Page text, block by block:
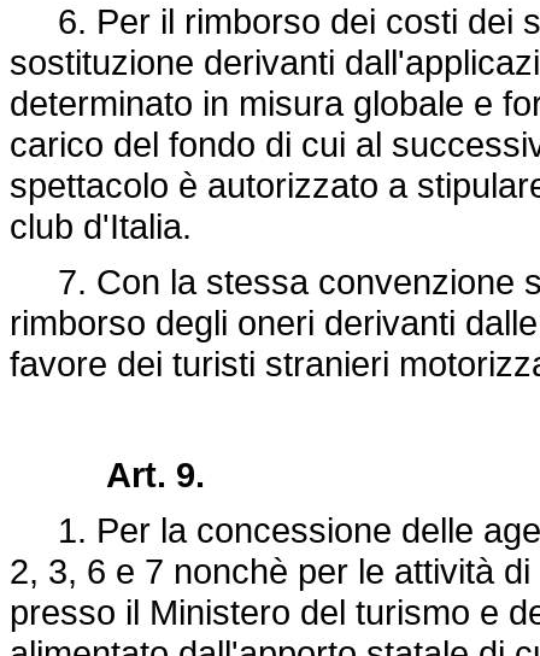
6. Per il rimborso dei costi dei
sostituzione derivanti
determinato in misura globale e
carico del fondo di cui al
spettacolo è autorizzato a
club d'Italia.
7. Con la stessa convenzione
rimborso degli oneri derivanti
favore dei turisti stranieri
Art. 9.
1. Per la concessione delle
2, 3, 6 e 7 nonchè per le attività
presso il Ministero del turismo e